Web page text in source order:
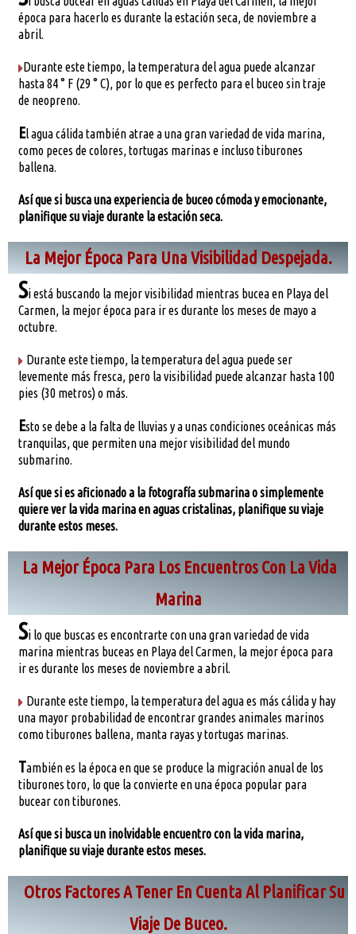
época para hacerlo es durante la estación seca, de noviembre a
abril.
Durante este tiempo, la temperatura del agua puede alcanzar
hasta 84 ° F (29 ° C), por lo que es perfecto para el buceo sin traje
de neopreno.
El agua cálida también atrae a una gran variedad de vida marina,
como peces de colores, tortugas marinas e incluso tiburones
ballena.
Así que si busca una experiencia de buceo cómoda y emocionante,
planifique su viaje durante la estación seca.
La Mejor Época Para Una Visibilidad Despejada.
Si está buscando la mejor visibilidad mientras bucea en Playa del
Carmen, la mejor época para ir es durante los meses de mayo a
octubre.
Durante este tiempo, la temperatura del agua puede ser
levemente más fresca, pero la visibilidad puede alcanzar hasta 100
pies (30 metros) o más.
Esto se debe a la falta de lluvias y a unas condiciones oceánicas más
tranquilas, que permiten una mejor visibilidad del mundo
submarino.
Así que si es aficionado a la fotografía submarina o simplemente
quiere ver la vida marina en aguas cristalinas, planifique su viaje
durante estos meses.
La Mejor Época Para Los Encuentros Con La Vida
Marina
Si lo que buscas es encontrarte con una gran variedad de vida
marina mientras buceas en Playa del Carmen, la mejor época para
ir es durante los meses de noviembre a abril.
Durante este tiempo, la temperatura del agua es más cálida y hay
una mayor probabilidad de encontrar grandes animales marinos
como tiburones ballena, manta rayas y tortugas marinas.
También es la época en que se produce la migración anual de los
tiburones toro, lo que la convierte en una época popular para
bucear con tiburones.
Así que si busca un inolvidable encuentro con la vida marina,
planifique su viaje durante estos meses.
Otros Factores A Tener En Cuenta Al Planificar Su
Viaje De Buceo.